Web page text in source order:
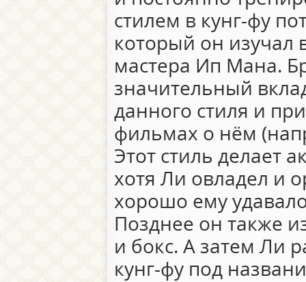
стилем в кунг-фу
который он изучал
мастера Ип Мана.
значительный
данного стиля и
фильмах о нём
Этот стиль делает
хотя Ли овладел и
хорошо ему
Позднее он также
и бокс. А затем Ли
кунг-фу под